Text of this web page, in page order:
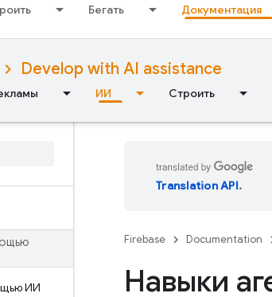
Бегать Документация
Develop with AI assistance
ИИ Строить
ИИ
Translation API.
Firebase Documentation
Навыки